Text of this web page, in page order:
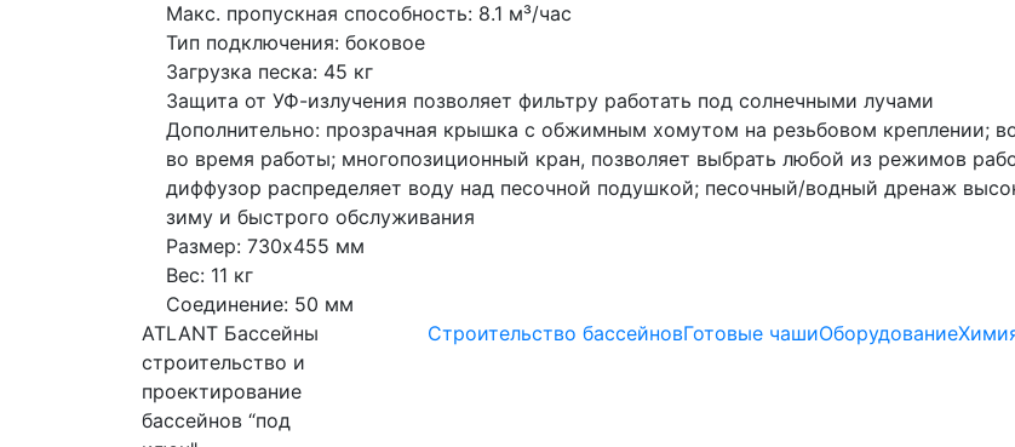
Макс. пропускная способность: 8.1 м³/час
Тип подключения: боковое
Загрузка песка: 45 кг
Защита от УФ-излучения позволяет фильтру работать под солнечными лучами
Дополнительно: прозрачная крышка с обжимным хомутом на резьбовом креплении;
во время работы; многопозиционный кран, позволяет выбрать любой из режимов
диффузор распределяет воду над песочной подушкой; песочный/водный дренаж
зиму и быстрого обслуживания
Размер: 730х455 мм
Вес: 11 кг
Соединение: 50 мм
ATLANT Бассейны
строительство и
проектирование
бассейнов “под
Строительство бассейновГотовые чашиОборудование